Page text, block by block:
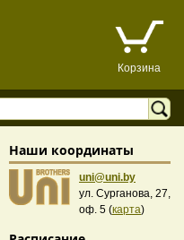
Корзина
Наши координаты
uni@uni.by
ул. Сурганова, 27,
оф. 5 (карта)